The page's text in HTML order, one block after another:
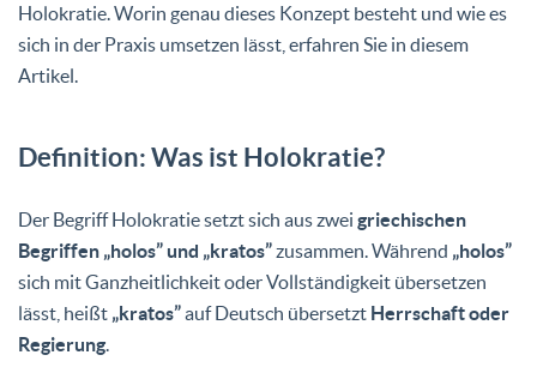
Holokratie. Worin genau dieses Konzept besteht und wie es
sich in der Praxis umsetzen lässt, erfahren Sie in diesem
Artikel.
Definition: Was ist Holokratie?
Der Begriff Holokratie setzt sich aus zwei griechischen
Begriffen „holos” und „kratos”zusammen. Während „holos”
sich mit Ganzheitlichkeit oder Vollständigkeit übersetzen
lässt, heißt „kratos”auf Deutsch übersetzt Herrschaft oder
Regierung.